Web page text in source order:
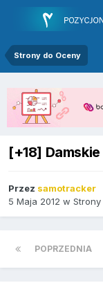
Strony do Oceny
[+18]
Przez samotracker
5 Maja 2012 w
POPRZEDNIA